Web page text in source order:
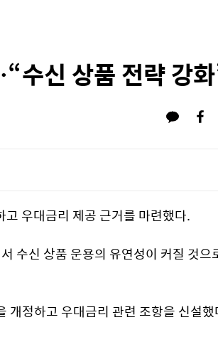
수신 상품 전략 강
고 우대금리 제공 근거를 마련했다.
수신 상품 운용의 유연성이 커질 것으
개정하고 우대금리 관련 조항을 신설했